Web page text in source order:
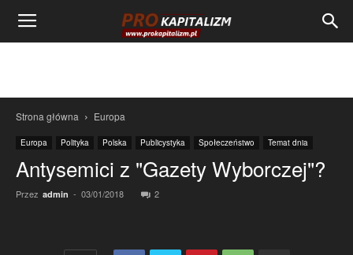
Strona główna Europa
Europa Polityka Polska Publicystyka Społeczeństwo Temat dnia
Antysemici z "Gazety Wyborczej"?
Przez admin - 03/01/2018 2